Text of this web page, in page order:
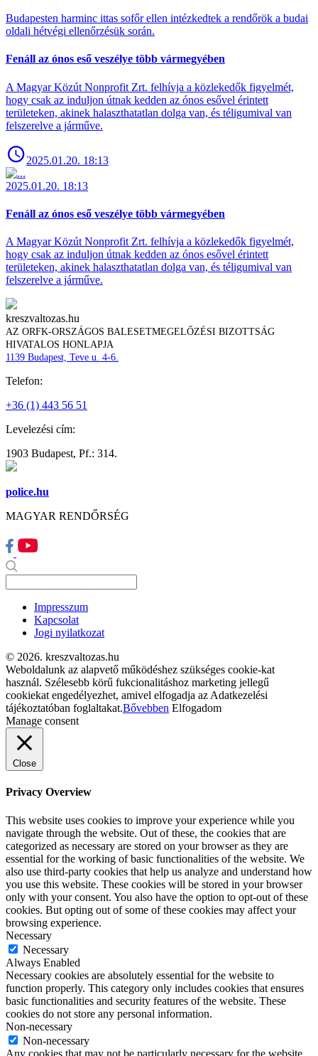
Budapesten harminc ittas sofőr ellen intézkedtek a rendőrök a budai
oldali hétvégi ellenőrzésük során.
Fenáll az ónos eső veszélye több vármegyében
A Magyar Közút Nonprofit Zrt. felhívja a közlekedők figyelmét,
hogy csak az induljon útnak kedden az ónos esővel érintett
területeken, akinek halaszthatatlan dolga van, és téligumival van
felszerelve a járműve.
2025.01.20. 18:13
2025.01.20. 18:13
Fenáll az ónos eső veszélye több vármegyében
A Magyar Közút Nonprofit Zrt. felhívja a közlekedők figyelmét,
hogy csak az induljon útnak kedden az ónos esővel érintett
területeken, akinek halaszthatatlan dolga van, és téligumival van
felszerelve a járműve.
kreszvaltozas.hu
AZ ORFK-ORSZÁGOS BALESETMEGELŐZÉSI BIZOTTSÁG
HIVATALOS HONLAPJA
1139 Budapest, Teve u. 4-6.
Telefon:
+36 (1) 443 56 51
Levelezési cím:
1903 Budapest, Pf.: 314.
police.hu
MAGYAR RENDŐRSÉG
Impresszum
Kapcsolat
Jogi nyilatkozat
© 2026. kreszvaltozas.hu
Weboldalunk az alapvető működéshez szükséges cookie-kat
használ. Szélesebb körű fukcionalitáshoz marketing jellegű
cookiekat engedélyezhet, amivel elfogadja az Adatkezelési
tájékoztatóban foglaltakat.Bővebben Elfogadom
Manage consent
Close
Privacy Overview
This website uses cookies to improve your experience while you
navigate through the website. Out of these, the cookies that are
categorized as necessary are stored on your browser as they are
essential for the working of basic functionalities of the website. We
also use third-party cookies that help us analyze and understand how
you use this website. These cookies will be stored in your browser
only with your consent. You also have the option to opt-out of these
cookies. But opting out of some of these cookies may affect your
browsing experience.
Necessary
Necessary
Always Enabled
Necessary cookies are absolutely essential for the website to
function properly. This category only includes cookies that ensures
basic functionalities and security features of the website. These
cookies do not store any personal information.
Non-necessary
Non-necessary
Any cookies that may not be particularly necessary for the website